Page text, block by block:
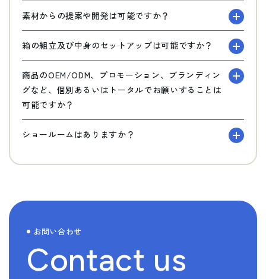
素材からの提案や開発は可能ですか？
箱の組立及び中身のセットアップは可能ですか？
商品のOEM/ODM、プロモーション、ブランディン
グなど、個別あるいはトータルでお願いすることは
可能ですか？
ショールームはありますか？
お問い合わせ
Contact us